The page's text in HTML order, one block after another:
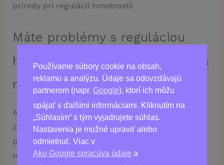
Používame súbory cookie na obsah,
reklamu a analýzu. Údaje sa odovzdávajú
partnerom (napr. Google), ktorí ich môžu
spájať s ďalšími informáciami. Kliknutím na
„Súhlasím“ s tým vyjadrujete súhlas.
Nastavenia je možné upraviť alebo
odmietnuť. Viac v
Ako Google spracúva údaje a
prírody pri regulácii hmotnosti!
Máte problémy s reguláciou
hmotnosti? Narážate na plató a
máte problém prekonať ho?
Alebo možno len nemáte pocit, že zmeny v
zdravom životnom štýle, ktoré neustále skúšate,
prinášajú zmenu. Našťastie nám príroda poskytla
najjednoduchší, ale zároveň najúčinnejší komplex